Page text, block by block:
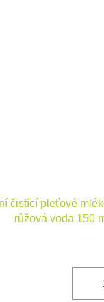
čistící pleťové
růžová voda 150